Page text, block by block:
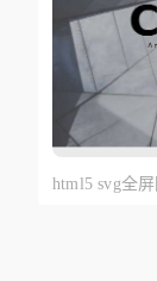
html5 svg全